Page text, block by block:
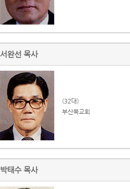
서완선 목사
(32대)
부산북교회
박태수 목사